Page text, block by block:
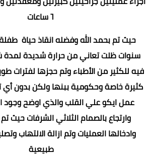
٦ ساعات
سنوات ظلت تعاني من حرارة شديدة
فيه للكثير من الأطباء وتم حجزها
كثيرة خاصة وحكومية ببنها ولكن بدون
عمل ايكو علي القلب والذي اوضح وجود
وارتجاع بالصمام الثلاثي الشرفات حيث
وادخالها العمليات وتم ازالة الالتهاب
طبيعية